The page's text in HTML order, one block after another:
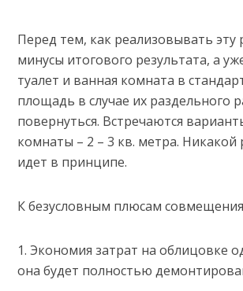
Перед тем, как реализовывать
минусы итогового результата, а
туалет и ванная комната в
площадь в случае их раздельного
повернуться. Встречаются
комнаты – 2 – 3 кв. метра.
идет в принципе.
К безусловным плюсам совмещения
1. Экономия затрат на облицовке
она будет полностью